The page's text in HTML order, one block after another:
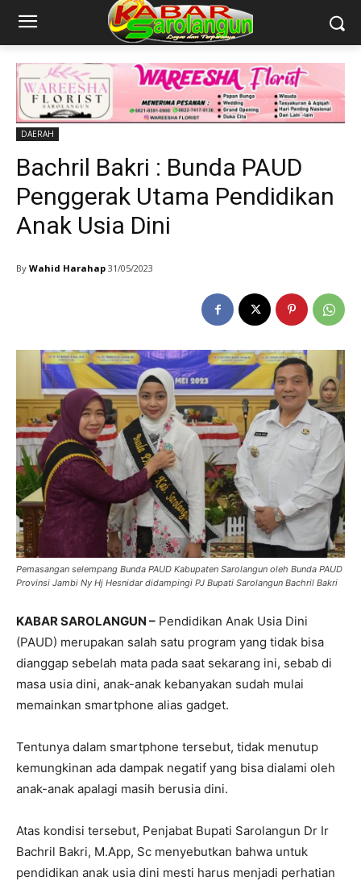
DAERAH
Bachril Bakri : Bunda PAUD
Penggerak Utama Pendidikan
Anak Usia Dini
By Wahid Harahap 31/05/2023
Pemasangan selempang Bunda PAUD Kabupaten Sarolangun oleh Bunda PAUD
Provinsi Jambi Ny Hj Hesnidar didampingi PJ Bupati Sarolangun Bachril Bakri
KABAR SAROLANGUN – Pendidikan Anak Usia Dini
(PAUD) merupakan salah satu program yang tidak bisa
dianggap sebelah mata pada saat sekarang ini, sebab di
masa usia dini, anak-anak kebanyakan sudah mulai
memainkan smartphone alias gadget.
Tentunya dalam smartphone tersebut, tidak menutup
kemungkinan ada dampak negatif yang bisa dialami oleh
anak-anak apalagi masih berusia dini.
Atas kondisi tersebut, Penjabat Bupati Sarolangun Dr Ir
Bachril Bakri, M.App, Sc menyebutkan bahwa untuk
pendidikan anak usia dini mesti harus menjadi perhatian